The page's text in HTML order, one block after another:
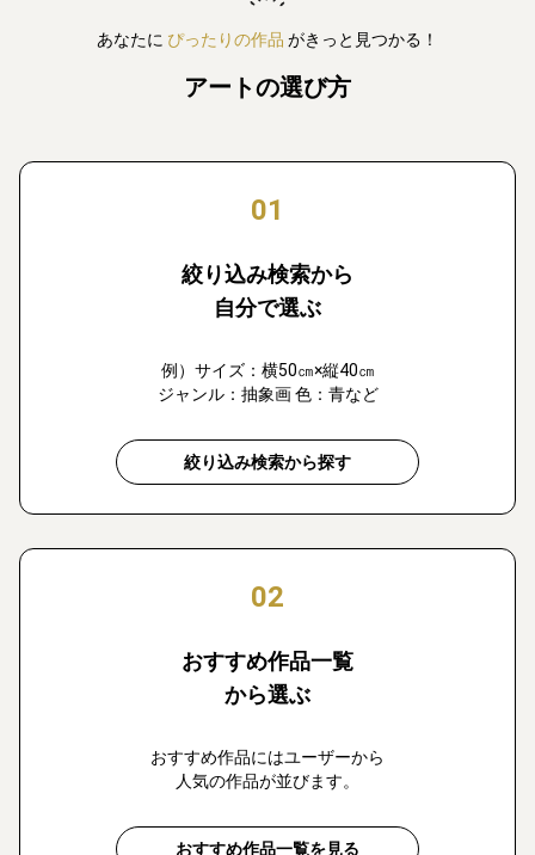
あなたに ぴったりの作品 がきっと見つかる！
アートの選び方
01
絞り込み検索から
自分で選ぶ
例）サイズ：横50㎝×縦40㎝
ジャンル：抽象画 色：青など
絞り込み検索から探す
02
おすすめ作品一覧
から選ぶ
おすすめ作品にはユーザーから
人気の作品が並びます。
おすすめ作品一覧を見る